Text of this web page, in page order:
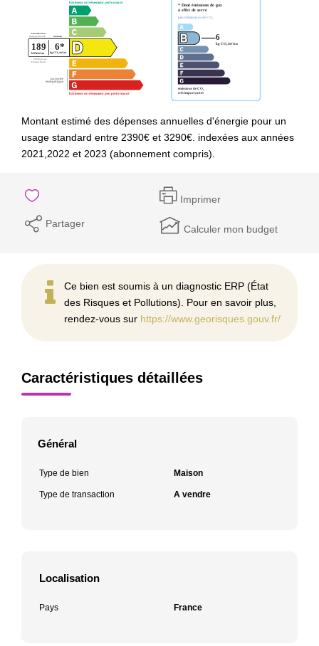
Montant estimé des dépenses annuelles d'énergie pour un
usage standard entre 2390€ et 3290€. indexées aux années
2021,2022 et 2023 (abonnement compris).
Imprimer
Partager Calculer mon budget
Ce bien est soumis à un diagnostic ERP (État
des Risques et Pollutions). Pour en savoir plus,
rendez-vous sur https://www.georisques.gouv.fr/
Caractéristiques détaillées
Général
Type de bien Maison
Type de transaction A vendre
Localisation
Pays France